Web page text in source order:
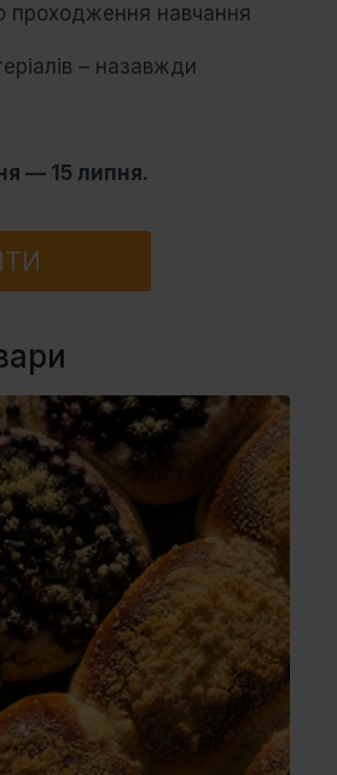
проходження навчання
– назавжди
— 15 липня.